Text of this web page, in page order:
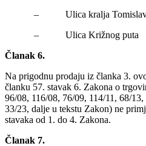
– Ulica kralja
– Ulica Križnog puta
Članak 6.
Na prigodnu prodaju iz članka 3.
članku 57. stavak 6. Zakona o
96/08, 116/08, 76/09, 114/11, 68/
33/23, dalje u tekstu Zakon) ne
stavaka od 1. do 4. Zakona.
Članak 7.